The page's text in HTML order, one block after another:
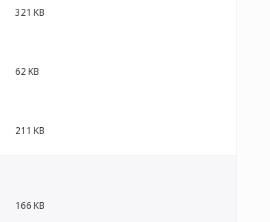
321 KB
62 KB
211 KB
166 KB